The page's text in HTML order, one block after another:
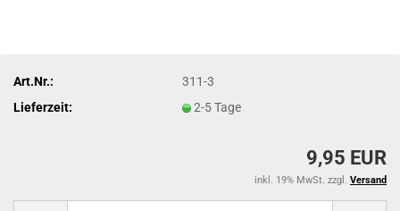
Art.Nr.:
311-3
Lieferzeit:
2-5 Tage
9,95 EUR
inkl. 19% MwSt. zzgl. Versand